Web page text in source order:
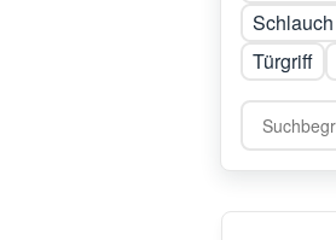
Schlauch
Türgriff